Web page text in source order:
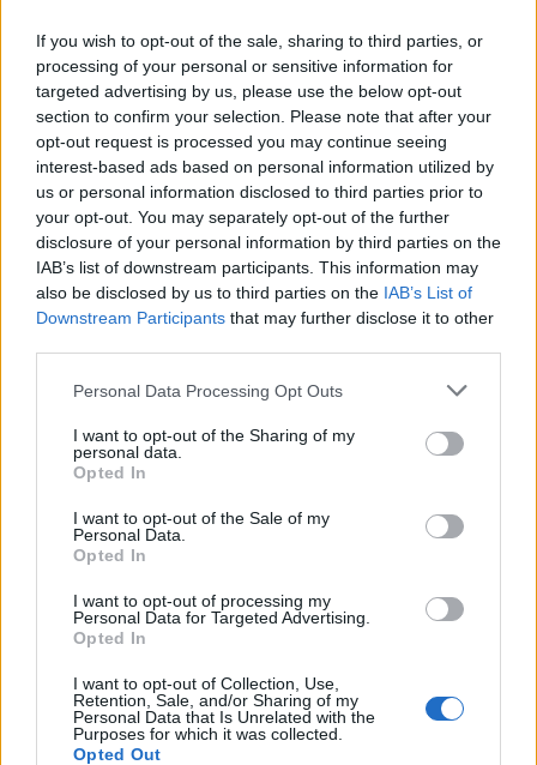
If you wish to opt-out of the sale, sharing to third parties, or
processing of your personal or sensitive information for
targeted advertising by us, please use the below opt-out
section to confirm your selection. Please note that after your
opt-out request is processed you may continue seeing
interest-based ads based on personal information utilized by
us or personal information disclosed to third parties prior to
your opt-out. You may separately opt-out of the further
disclosure of your personal information by third parties on the
IAB’s list of downstream participants. This information may
also be disclosed by us to third parties on the IAB’s List of
Downstream Participants that may further disclose it to other
Personal Data Processing Opt Outs
I want to opt-out of the Sharing of my
personal data.
Opted In
I want to opt-out of the Sale of my
Personal Data.
Opted In
I want to opt-out of processing my
Personal Data for Targeted Advertising.
Opted In
I want to opt-out of Collection, Use,
Retention, Sale, and/or Sharing of my
Personal Data that Is Unrelated with the
Purposes for which it was collected.
Opted Out
οι προπονητές. Μετρήστε σήμερα πόσα φάουλ
έχουν δοθεί χωρίς να είναι.
Υπάρχει αρκετό κυνήγι στα τελευταία
παιχνίδια. Προκαλώ τον Μάκη Γκαγκάτση να
πει την αλήθεια για το ποιος κάνει κουμάντο
στην ΚΕΔ!
Όλα τα υπόλοιπα θα τα πούμε σε μία
συνέντευξη. Τον προκαλώ να πάρει υπεύθυνα